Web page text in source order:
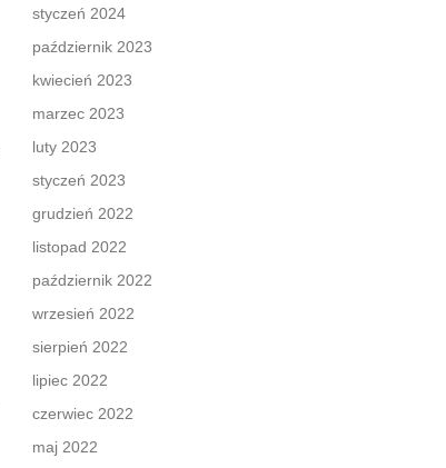
styczeń 2024
październik 2023
kwiecień 2023
marzec 2023
luty 2023
styczeń 2023
grudzień 2022
listopad 2022
październik 2022
wrzesień 2022
sierpień 2022
lipiec 2022
czerwiec 2022
maj 2022